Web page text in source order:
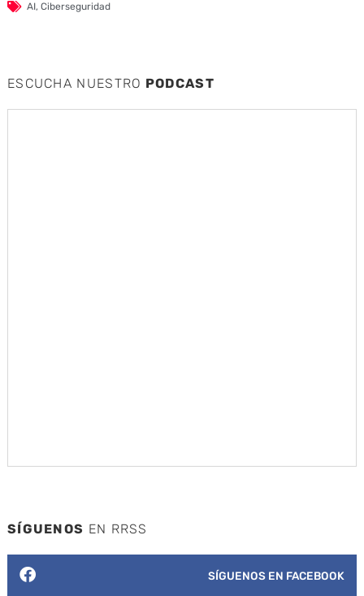
AI, Ciberseguridad
ESCUCHA NUESTRO PODCAST
SÍGUENOS EN RRSS
SÍGUENOS EN FACEBOOK